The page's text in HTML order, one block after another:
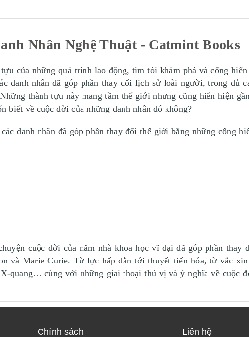
Nhân Nghệ Thuật - Catmint Books
của những quá trình lao động, tìm tòi khám phá và cống
danh nhân đã góp phần thay đổi lịch sử loài người, trong đủ
thành tựu này mang tầm thế giới nhưng cũng hiển hiện
biết về cuộc đời của những danh nhân đó không?
danh nhân đã góp phần thay đổi thế giới bằng những cống
cuộc đời của năm nhà khoa học vĩ đại đã góp phần thay
và Marie Curie. Từ lực hấp dẫn tới thuyết tiến hóa, từ vắc
quang… cùng với những giai thoại thú vị và ý nghĩa về cuộc
Chính sách Liên hệ